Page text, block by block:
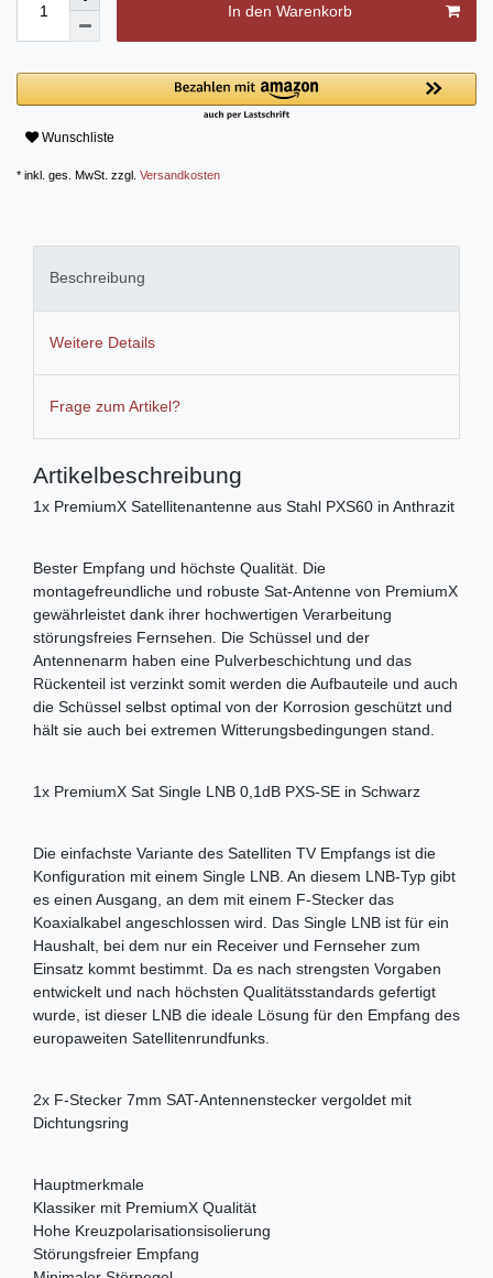
In den Warenkorb
Wunschliste
* inkl. ges. MwSt. zzgl. Versandkosten
Beschreibung
Weitere Details
Frage zum Artikel?
Artikelbeschreibung
1x PremiumX Satellitenantenne aus Stahl PXS60 in Anthrazit
Bester Empfang und höchste Qualität. Die
montagefreundliche und robuste Sat-Antenne von PremiumX
gewährleistet dank ihrer hochwertigen Verarbeitung
störungsfreies Fernsehen. Die Schüssel und der
Antennenarm haben eine Pulverbeschichtung und das
Rückenteil ist verzinkt somit werden die Aufbauteile und auch
die Schüssel selbst optimal von der Korrosion geschützt und
hält sie auch bei extremen Witterungsbedingungen stand.
1x PremiumX Sat Single LNB 0,1dB PXS-SE in Schwarz
Die einfachste Variante des Satelliten TV Empfangs ist die
Konfiguration mit einem Single LNB. An diesem LNB-Typ gibt
es einen Ausgang, an dem mit einem F-Stecker das
Koaxialkabel angeschlossen wird. Das Single LNB ist für ein
Haushalt, bei dem nur ein Receiver und Fernseher zum
Einsatz kommt bestimmt. Da es nach strengsten Vorgaben
entwickelt und nach höchsten Qualitätsstandards gefertigt
wurde, ist dieser LNB die ideale Lösung für den Empfang des
europaweiten Satellitenrundfunks.
2x F-Stecker 7mm SAT-Antennenstecker vergoldet mit
Dichtungsring
Hauptmerkmale
Klassiker mit PremiumX Qualität
Hohe Kreuzpolarisationsisolierung
Störungsfreier Empfang